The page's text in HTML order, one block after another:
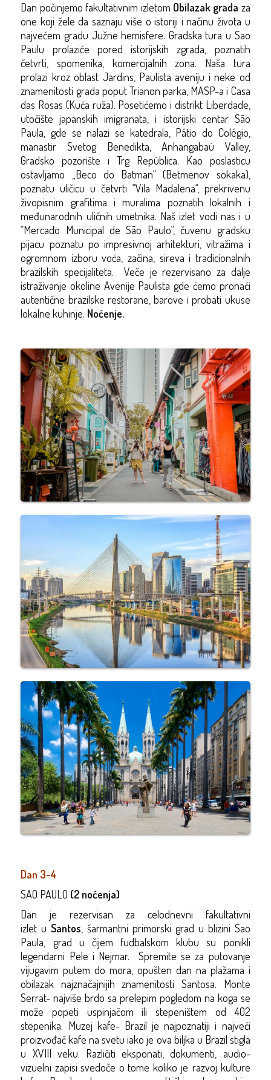
Dan počinjemofakultativnim izletom Obilazak grada za
one koji žele da saznaju više o istoriji i načinu života u
najvećem gradu Južne hemisfere. Gradska tura u Sao
Paulu prolaziće pored istorijskih zgrada, poznatih
četvrti, spomenika, komercijalnih zona. Naša tura
prolazi kroz oblast Jardins, Paulista aveniju i neke od
znamenitosti grada poput Trianon parka, MASP-a i Casa
das Rosas (Kuća ruža). Posetićemo i distrikt Liberdade,
utočište japanskih imigranata, i istorijski centar São
Paula, gde se nalazi se katedrala, Pátio do Colégio,
manastir Svetog Benedikta, Anhangabaú Valley,
Gradsko pozorište i Trg República. Kao poslasticu
ostavljamo „Beco do Batman“ (Betmenov sokaka),
poznatu uličicu u četvrti “Vila Madalena“, prekrivenu
živopisnim grafitima i muralima poznatih lokalnih i
međunarodnih uličnih umetnika. Naš izlet vodi nas i u
“Mercado Municipal de São Paulo“, čuvenu gradsku
pijacu poznatu po impresivnoj arhitekturi, vitražima i
ogromnom izboru voća, začina, sireva i tradicionalnih
brazilskih specijaliteta.
Veče je rezervisano za dalje
istraživanje okoline Avenije Paulista gde ćemo pronaći
autentične brazilske restorane, barove i probati ukuse
lokalne kuhinje. Noćenje.
Dan 3-4
SAO PAULO (2 noćenja)
Dan je rezervisan za celodnevni fakultativni
izlet uSantos ,šarmantni primorski grad u blizini Sao
Paula, grad u čijem fudbalskom klubu su ponikli
legendarni Pele i Nejmar.
Spremite se za putovanje
vijugavim putem do mora, opušten dan na plažama i
obilazak najznačajnijih znamenitosti Santosa. Monte
Serrat- najviše brdo sa prelepim pogledom na koga se
može popeti uspinjačom ili stepeništem od 402
stepenika. Muzej kafe- Brazil je najpoznatiji i najveći
proizvođač kafe na svetu iako je ova biljka u Brazil stigla
u XVIII veku. Različiti eksponati, dokumenti, audio-
vizuelni zapisi svedoče o tome koliko je razvoj kulture